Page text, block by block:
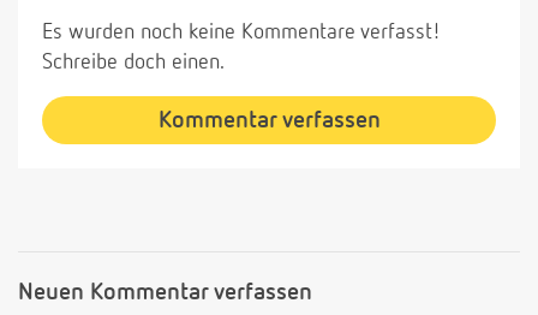
Es wurden noch keine Kommentare verfasst!
Schreibe doch einen.
Kommentar verfassen
Neuen Kommentar verfassen